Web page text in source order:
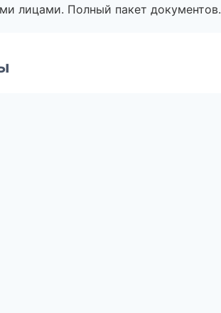
лицами. Полный пакет документов.